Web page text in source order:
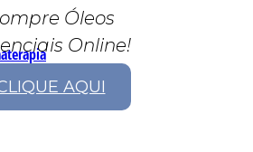
Caseiras
Óleos
Online!
AQUI